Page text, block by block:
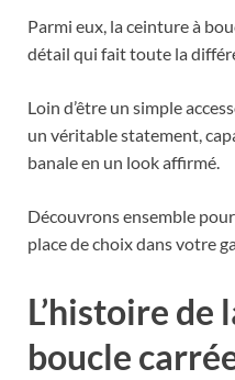
Parmi eux, la ceinture à
détail qui fait toute la
Loin d’être un simple
un véritable statement,
banale en un look affirmé.
Découvrons ensemble
place de choix dans votre
L’histoire de
boucle